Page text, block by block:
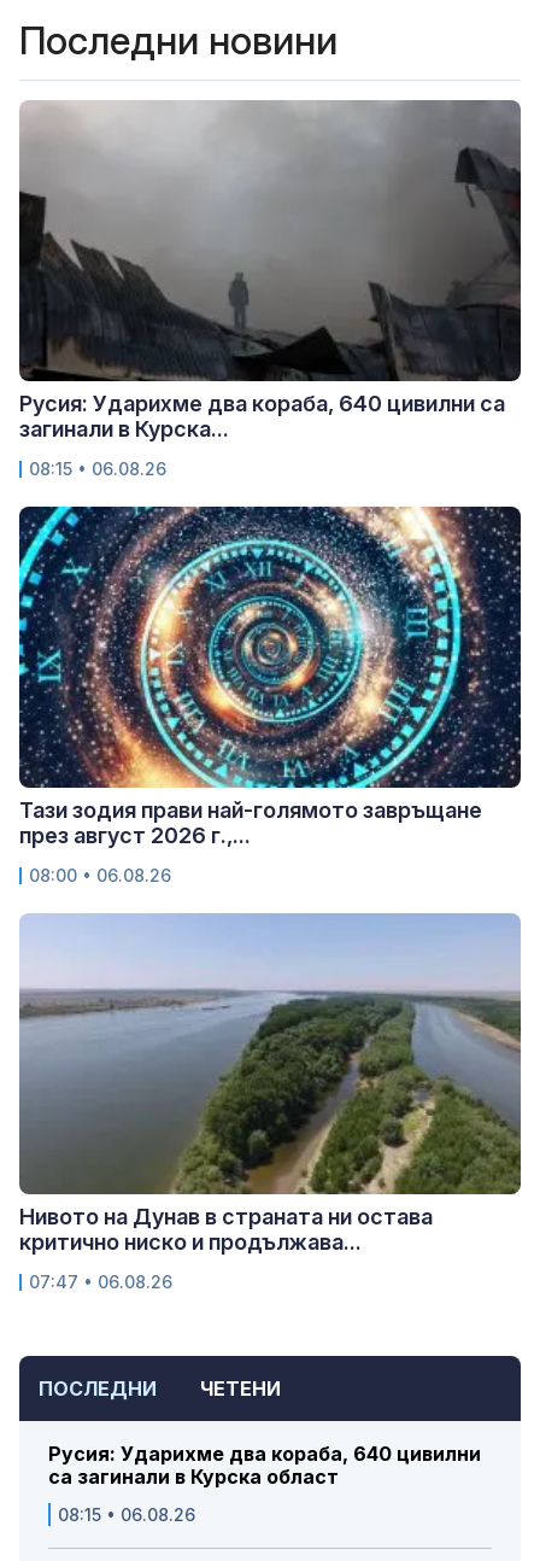
ПОСЛЕДНИ ЧЕТЕНИ
Русия: Ударихме два кораба, 640 цивилни
са загинали в Курска област
08:15 • 06.08.26
Последни новини
Русия: Ударихме два кораба, 640 цивилни са
загинали в Курска...
08:15 • 06.08.26
Тази зодия прави най-голямото завръщане
през август 2026 г.,...
08:00 • 06.08.26
Нивото на Дунав в страната ни остава
критично ниско и продължава...
07:47 • 06.08.26